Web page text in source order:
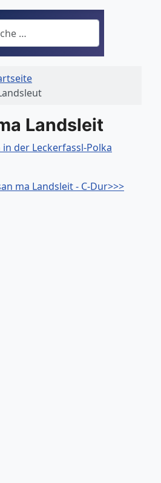
Landsleit
der Leckerfassl-Polka
ma Landsleit - C-Dur>>>